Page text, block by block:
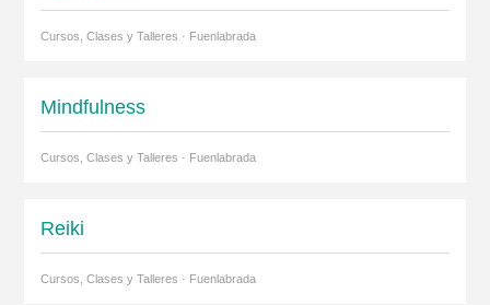
Cursos, Clases y Talleres · Fuenlabrada
Mindfulness
Cursos, Clases y Talleres · Fuenlabrada
Reiki
Cursos, Clases y Talleres · Fuenlabrada